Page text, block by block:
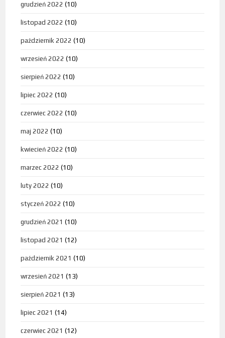
grudzień 2022 (10)
listopad 2022 (10)
październik 2022 (10)
wrzesień 2022 (10)
sierpień 2022 (10)
lipiec 2022 (10)
czerwiec 2022 (10)
maj 2022 (10)
kwiecień 2022 (10)
marzec 2022 (10)
luty 2022 (10)
styczeń 2022 (10)
grudzień 2021 (10)
listopad 2021 (12)
październik 2021 (10)
wrzesień 2021 (13)
sierpień 2021 (13)
lipiec 2021 (14)
czerwiec 2021 (12)